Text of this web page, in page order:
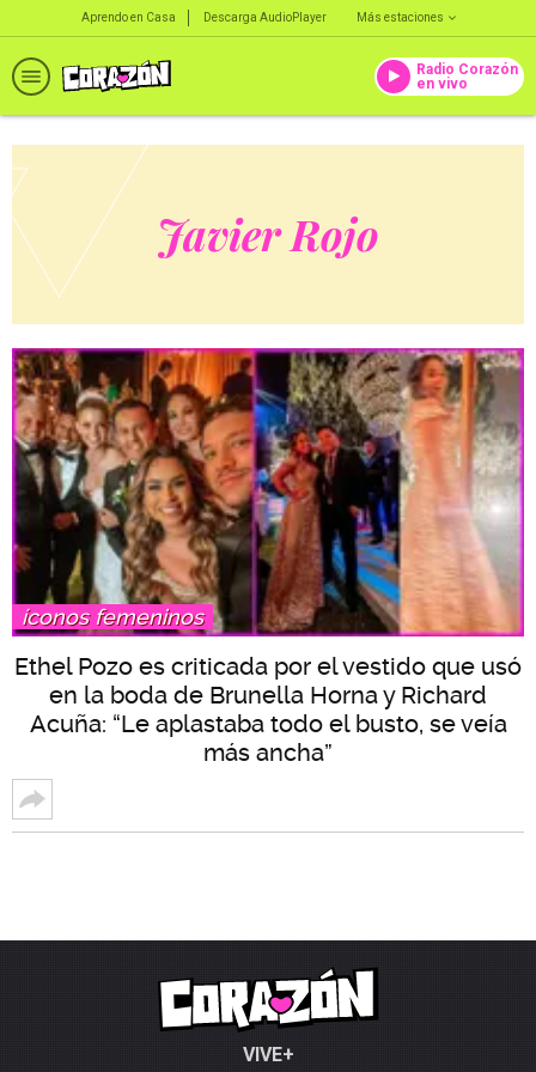
Aprendo en Casa Descarga AudioPlayer Más estaciones
Radio Corazón
en vivo
Javier Rojo
íconos femeninos
Ethel Pozo es criticada por el vestido que usó
en la boda de Brunella Horna y Richard
Acuña: “Le aplastaba todo el busto, se veía
más ancha”
VIVE+